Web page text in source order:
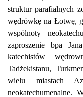
struktur parafialnych
wędrówkę na Łotwę,
wspólnoty
zaproszenie bpa
katechistów
Tadżekistanu,
wielu miastach
neokatechumenalne.